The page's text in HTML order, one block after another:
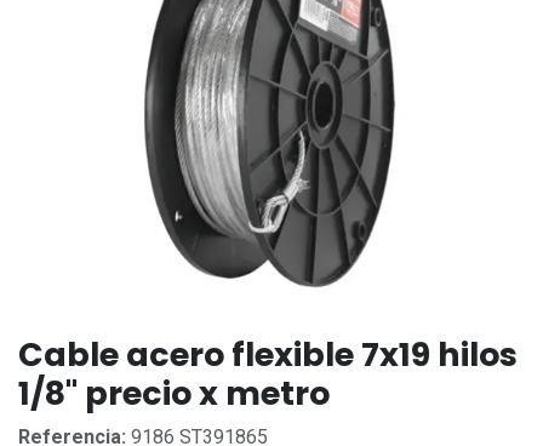
Cable acero flexible 7x19 hilos
1/8" precio x metro
Referencia: 9186 ST391865